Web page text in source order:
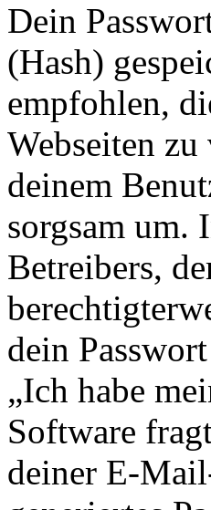
Dein
(Hash)
empfohlen,
Webseiten
deinem
sorgsam um.
Betreibers,
dein
„Ich habe
Software
deiner E-